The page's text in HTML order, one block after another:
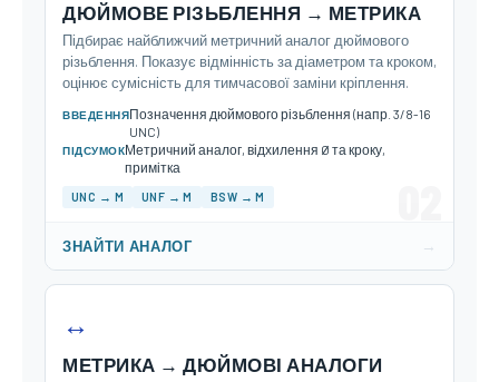
ДЮЙМОВЕ РІЗЬБЛЕННЯ → МЕТРИКА
Підбирає найближчий метричний аналог дюймового
різьблення. Показує відмінність за діаметром та кроком,
оцінює сумісність для тимчасової заміни кріплення.
ВВЕДЕННЯПозначення дюймового різьблення (напр. 3/8-16
UNC)
ПІДСУМОКМетричний аналог, відхилення Ø та кроку,
примітка
UNC → M UNF → M BSW → M
ЗНАЙТИ АНАЛОГ →
↔️
МЕТРИКА → ДЮЙМОВІ АНАЛОГИ